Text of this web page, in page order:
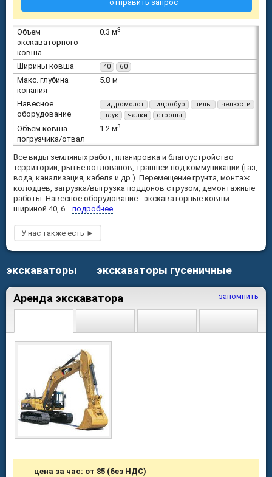
Объем
экскаваторного
ковша
0.3 м3
Ширины ковша 40 60
Макс. глубина
копания
5.8 м
Навесное
оборудование
гидромолот гидробур вилы
челюсти
паук
чалки стропы
Объем ковша
погрузчика/отвал
1.2 м3
Все виды земляных работ, планировка и благоустройство
территорий, рытье котлованов, траншей под коммуникации (газ,
вода, канализация, кабеля и др.). Перемещение грунта, монтаж
колодцев, загрузка/выгрузка поддонов с грузом, демонтажные
работы. Навесное оборудование - экскаваторные ковши
шириной 40, 6... подробнее
отправить запрос
экскаваторы экскаваторы гусеничные
запомнить
Аренда экскаватора
цена за час: от 85 (без НДС)